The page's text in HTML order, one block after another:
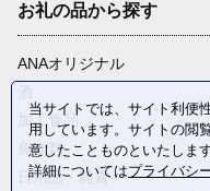
お礼の品から探す
ANAオリジナル
加工食品
魚介類
日用品・雑貨
当サイトでは、サイト利便
用しています。サイトの閲
意したことものといたします
詳細についてはプライバシ